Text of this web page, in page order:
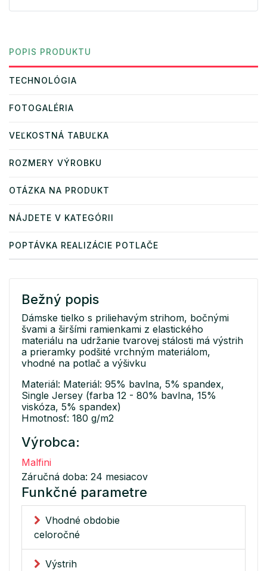
POPIS PRODUKTU
TECHNOLÓGIA
FOTOGALÉRIA
VEĽKOSTNÁ TABUĽKA
ROZMERY VÝROBKU
OTÁZKA NA PRODUKT
NÁJDETE V KATEGÓRII
POPTÁVKA REALIZÁCIE POTLAČE
Bežný popis
Dámske tielko s priliehavým strihom, bočnými
švami a širšími ramienkami z elastického
materiálu na udržanie tvarovej stálosti má výstrih
a prieramky podšité vrchným materiálom,
vhodné na potlač a výšivku
Materiál: Materiál: 95% bavlna, 5% spandex,
Single Jersey (farba 12 - 80% bavlna, 15%
viskóza, 5% spandex)
Hmotnosť: 180 g/m2
Výrobca:
Malfini
Záručná doba: 24 mesiacov
Funkčné parametre
Vhodné obdobie
celoročné
Výstrih